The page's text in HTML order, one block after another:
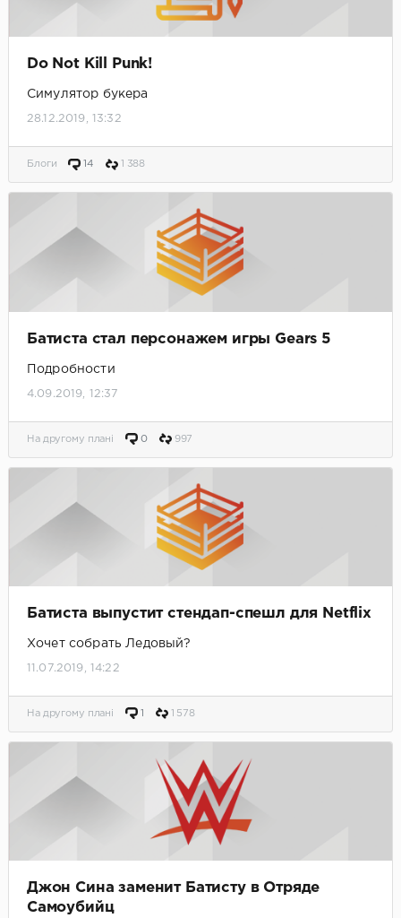
Do Not Kill Punk!
Симулятор букера
28.12.2019, 13:32
Блоги 14 1 388
Батиста стал персонажем игры Gears 5
Подробности
4.09.2019, 12:37
На другому плані 0 997
Батиста выпустит стендап-спешл для Netflix
Хочет собрать Ледовый?
11.07.2019, 14:22
На другому плані 1 1 578
Джон Сина заменит Батисту в Отряде
Самоубийц